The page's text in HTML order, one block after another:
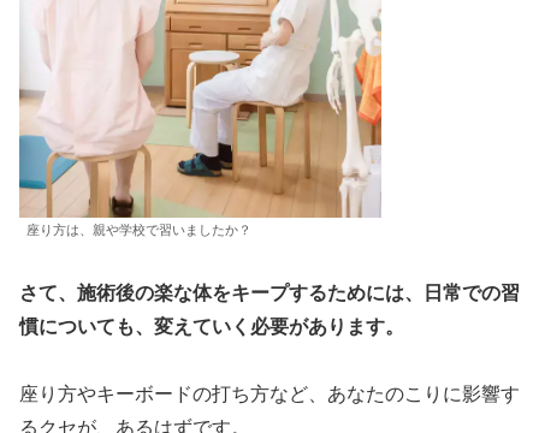
座り方は、親や学校で習いましたか？
さて、施術後の楽な体をキープするためには、日常での習
慣についても、変えていく必要があります。
座り方やキーボードの打ち方など、あなたのこりに影響す
るクセが、あるはずです。